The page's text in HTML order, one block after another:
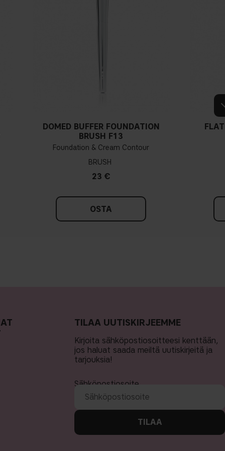
DOMED BUFFER FOUNDATION
BRUSH F13
Foundation & Cream Contour
BRUSH
23 €
OSTA
TILAA UUTISKIRJEEMME
Kirjoita sähköpostiosoitteesi kenttään,
jos haluat saada meiltä uutiskirjeitä ja
tarjouksia!
Sähköpostiosoite
TILAA